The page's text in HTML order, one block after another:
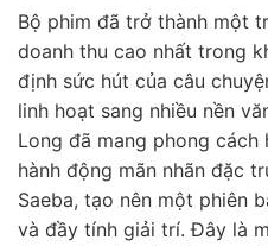
Bộ phim đã trở thành một
doanh thu cao nhất trong
định sức hút của câu
linh hoạt sang nhiều nền
Long đã mang phong cách
hành động mãn nhãn đặc
Saeba, tạo nên một phiên
và đầy tính giải trí. Đây là